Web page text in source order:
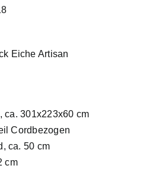
Eiche Artisan
ca. 301x223x60 cm
Cordbezogen
ca. 50 cm
cm